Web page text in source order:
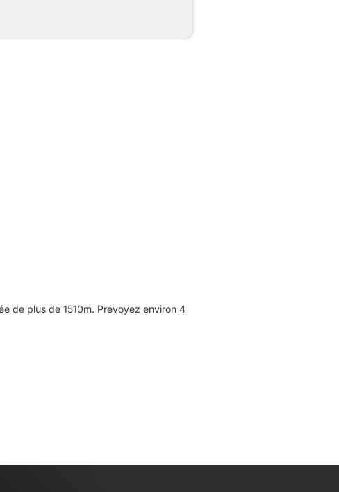
de plus de 1510m. Prévoyez environ 4